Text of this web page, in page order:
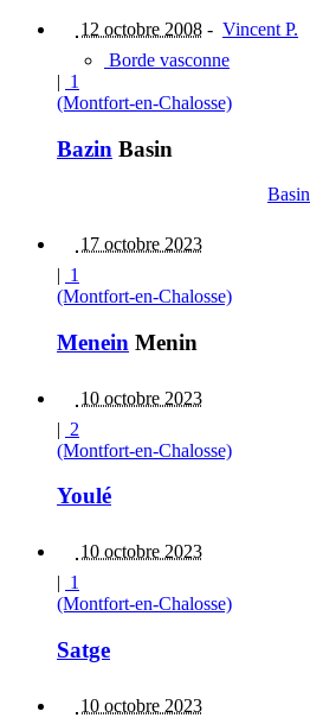
12 octobre 2008 - Vincent P.
Borde vasconne
| 1
(Montfort-en-Chalosse)
Bazin Basin
Basin
17 octobre 2023
| 1
(Montfort-en-Chalosse)
Menein Menin
10 octobre 2023
| 2
(Montfort-en-Chalosse)
Youlé
10 octobre 2023
| 1
(Montfort-en-Chalosse)
Satge
10 octobre 2023